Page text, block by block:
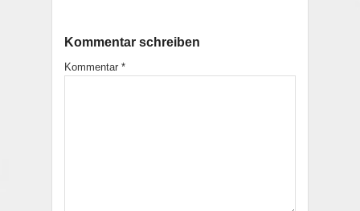
Kommentar schreiben
Kommentar *